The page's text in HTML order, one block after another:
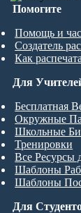
Помогите
Помощь и
Создатель
Как
Для
Для
Бесплатная
Окружные
Школьные
Тренировки
Все Ресурсы
Шаблоны
Шаблоны